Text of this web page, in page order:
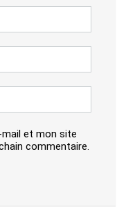
et mon site
commentaire.